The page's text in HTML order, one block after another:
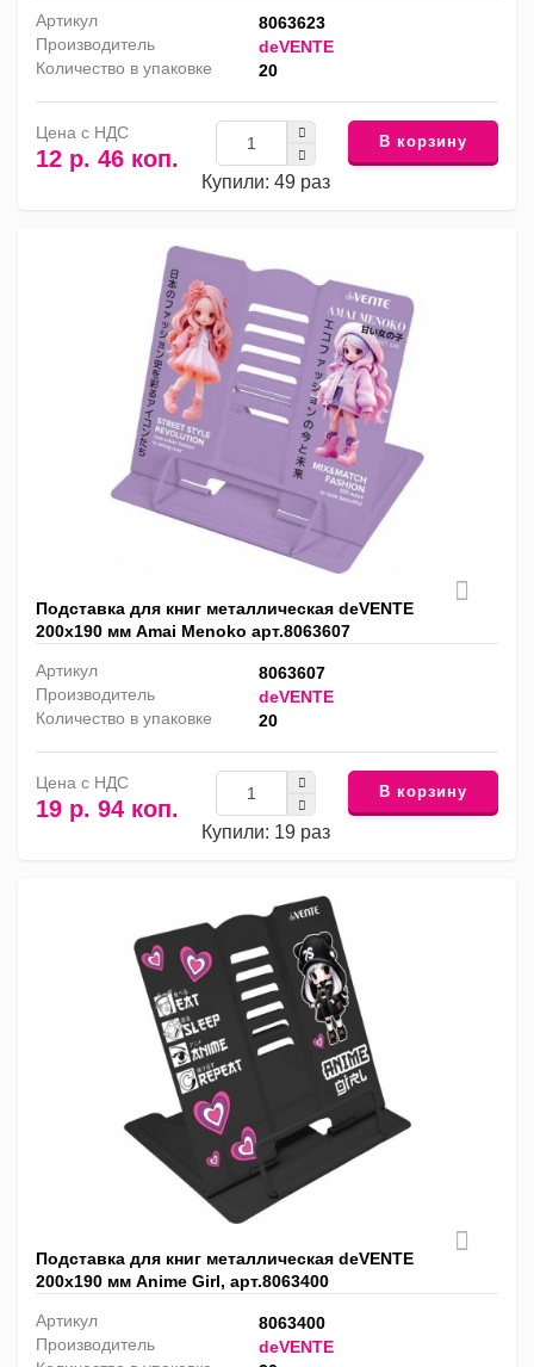
Артикул
8063623
Производитель
deVENTE
Количество в упаковке
20
Цена с НДС
12 р. 46 коп.
Купили: 49 раз
В корзину
Подставка для книг металлическая deVENTE
200х190 мм Amai Menoko арт.8063607
Артикул
8063607
Производитель
deVENTE
Количество в упаковке
20
Цена с НДС
19 р. 94 коп.
Купили: 19 раз
В корзину
Подставка для книг металлическая deVENTE
200х190 мм Anime Girl, арт.8063400
Артикул
8063400
Производитель
deVENTE